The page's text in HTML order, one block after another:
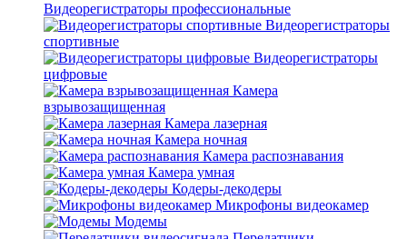
Видеорегистраторы профессиональные
Видеорегистраторы
спортивные
Видеорегистраторы
цифровые
Камера
взрывозащищенная
Камера лазерная
Камера ночная
Камера распознавания
Камера умная
Кодеры-декодеры
Микрофоны видеокамер
Модемы